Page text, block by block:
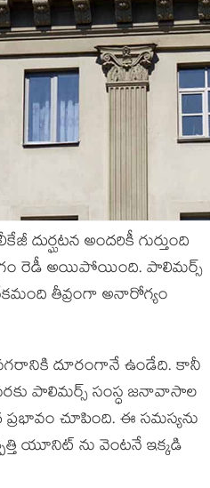
అందరికీ గుర్తుంది
రెడీ అయిపోయింది. పాలిమర్స్
తీవ్రంగా అనారోగ్యం
నగరానికి దూరంగానే ఉండేది. కానీ
పాలిమర్స్ సంస్ధ జనావాసాల
చూపింది. ఈ సమస్యను
యూనిట్ ను వెంటనే ఇక్కడి